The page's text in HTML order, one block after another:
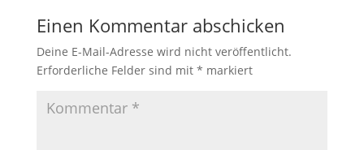
Einen Kommentar abschicken
Deine E-Mail-Adresse wird nicht veröffentlicht.
Erforderliche Felder sind mit * markiert